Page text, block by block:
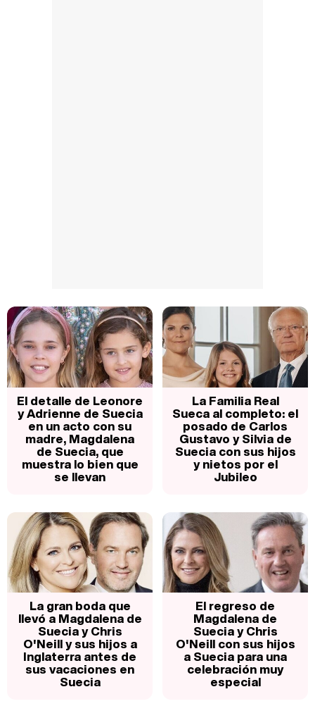
El detalle de Leonore
y Adrienne de Suecia
en un acto con su
madre, Magdalena
de Suecia, que
muestra lo bien que
se llevan
La Familia Real
Sueca al completo: el
posado de Carlos
Gustavo y Silvia de
Suecia con sus hijos
y nietos por el
Jubileo
La gran boda que
llevó a Magdalena de
Suecia y Chris
O'Neill y sus hijos a
Inglaterra antes de
sus vacaciones en
Suecia
El regreso de
Magdalena de
Suecia y Chris
O'Neill con sus hijos
a Suecia para una
celebración muy
especial